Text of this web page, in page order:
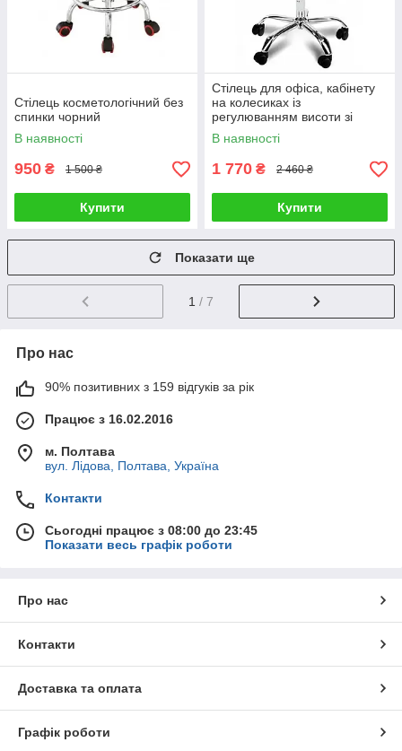
Стілець косметологічний без
спинки чорний
В наявності
950 ₴ 1 500 ₴
Купити
Стілець для офіса, кабінету
на колесиках із
регулюванням висоти зі
спинкою B-487
В наявності
1 770 ₴ 2 460 ₴
Купити
Показати ще
1 / 7
Про нас
90% позитивних з 159 відгуків за рік
Працює з 16.02.2016
м. Полтава
вул. Лідова, Полтава, Україна
Контакти
Сьогодні працює з 08:00 до 23:45
Показати весь графік роботи
Про нас
Контакти
Доставка та оплата
Графік роботи